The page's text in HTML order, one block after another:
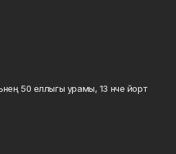
50 еллыгы урамы, 13 нче йорт